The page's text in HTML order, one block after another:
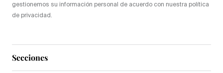
Secciones
gestionemos su información personal de acuerdo con nuestra política
de privacidad.